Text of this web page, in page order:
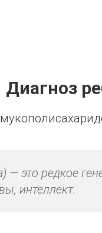
Диагноз
это редкое
интеллект.